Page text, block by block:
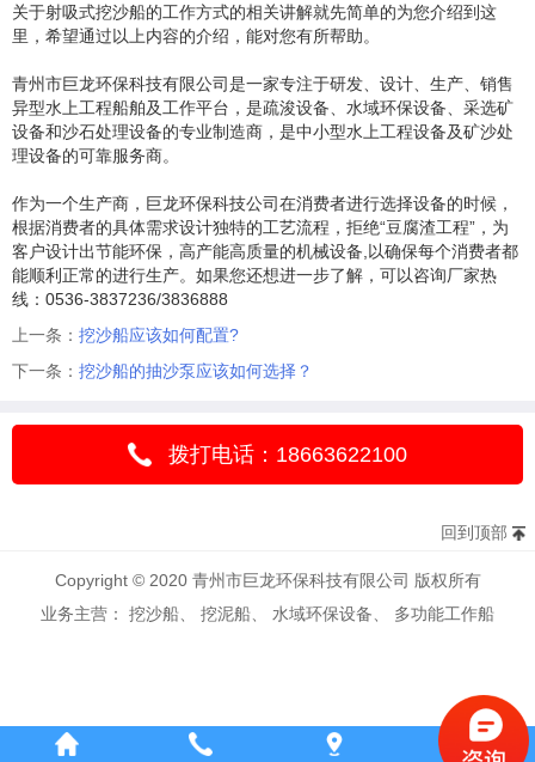
关于射吸式挖沙船的工作方式的相关讲解就先简单的为您介绍到这
里，希望通过以上内容的介绍，能对您有所帮助。
青州市巨龙环保科技有限公司是一家专注于研发、设计、生产、销售
异型水上工程船舶及工作平台，是疏浚设备、水域环保设备、采选矿
设备和沙石处理设备的专业制造商，是中小型水上工程设备及矿沙处
理设备的可靠服务商。
作为一个生产商，巨龙环保科技公司在消费者进行选择设备的时候，
根据消费者的具体需求设计独特的工艺流程，拒绝“豆腐渣工程”，为
客户设计出节能环保，高产能高质量的机械设备,以确保每个消费者都
能顺利正常的进行生产。如果您还想进一步了解，可以咨询厂家热
线：0536-3837236/3836888
上一条： 挖沙船应该如何配置?
下一条： 挖沙船的抽沙泵应该如何选择？
拨打电话：18663622100
回到顶部
Copyright © 2020 青州市巨龙环保科技有限公司 版权所有
业务主营： 挖沙船、 挖泥船、 水域环保设备、 多功能工作船